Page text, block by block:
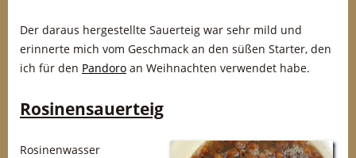
Der daraus hergestellte Sauerteig war sehr mild und
erinnerte mich vom Geschmack an den süßen Starter, den
ich für den Pandoro an Weihnachten verwendet habe.
Rosinensauerteig
Rosinenwasser